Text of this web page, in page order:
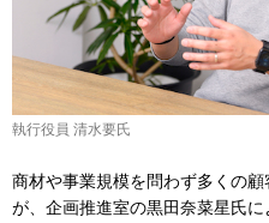
執行役員 清水要氏
商材や事業規模を問わず多くの
が、企画推進室の黒田奈菜星氏